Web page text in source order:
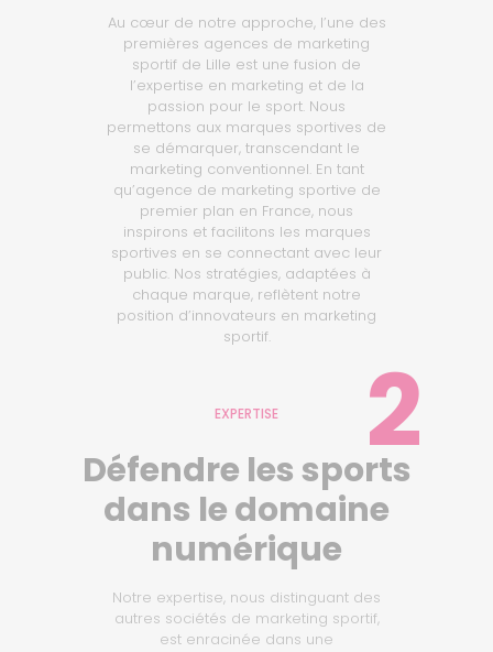
Au cœur de notre approche, l’une des
premières agences de marketing
sportif de Lille est une fusion de
l’expertise en marketing et de la
passion pour le sport. Nous
permettons aux marques sportives de
se démarquer, transcendant le
marketing conventionnel. En tant
qu’agence de marketing sportive de
premier plan en France, nous
inspirons et facilitons les marques
sportives en se connectant avec leur
public. Nos stratégies, adaptées à
chaque marque, reflètent notre
position d’innovateurs en marketing
sportif.
2
EXPERTISE
Défendre les sports
dans le domaine
numérique
Notre expertise, nous distinguant des
autres sociétés de marketing sportif,
est enracinée dans une